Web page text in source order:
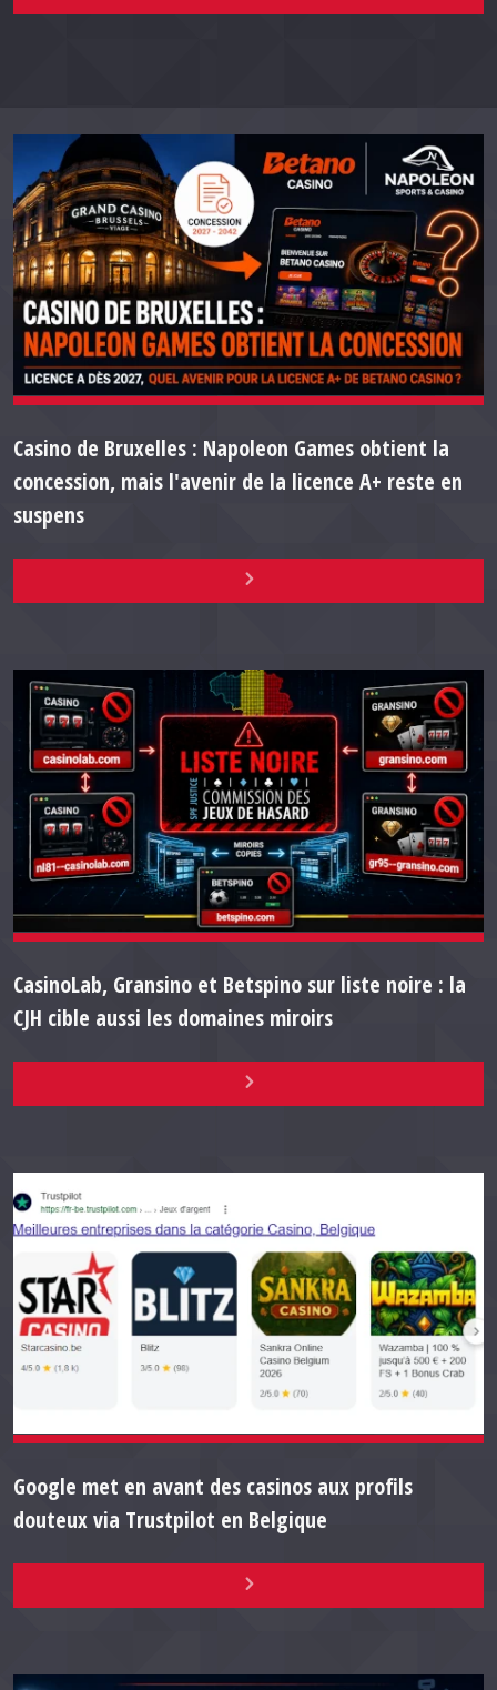
Casino de Bruxelles : Napoleon Games obtient la
concession, mais l'avenir de la licence A+ reste en
suspens
CasinoLab, Gransino et Betspino sur liste noire : la
CJH cible aussi les domaines miroirs
Google met en avant des casinos aux profils
douteux via Trustpilot en Belgique